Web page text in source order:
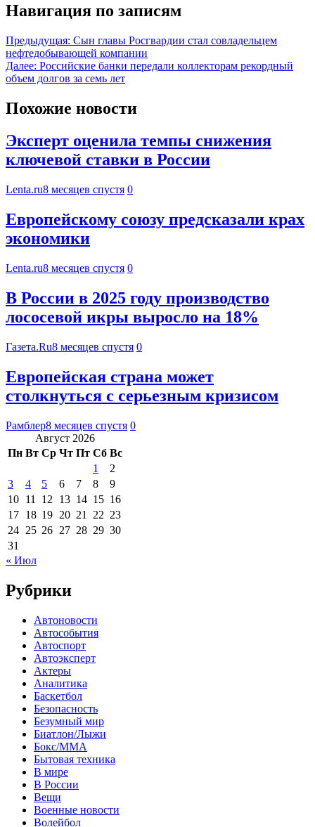
Навигация по записям
Предыдущая: Сын главы Росгвардии стал совладельцем
нефтедобывающей компании
Далее: Российские банки передали коллекторам рекордный
объем долгов за семь лет
Похожие новости
Эксперт оценила темпы снижения
ключевой ставки в России
Lenta.ru8 месяцев спустя 0
Европейскому союзу предсказали крах
экономики
Lenta.ru8 месяцев спустя 0
В России в 2025 году производство
лососевой икры выросло на 18%
Газета.Ru8 месяцев спустя 0
Европейская страна может
столкнуться с серьезным кризисом
Рамблер8 месяцев спустя 0
Август 2026
Пн Вт Ср Чт Пт Сб Вс
1
2
3
4 5 6 7 8
9
10 11 12 13 14 15 16
17 18 19 20 21 22 23
24 25 26 27 28 29 30
31
« Июл
Рубрики
Автоновости
Автособытия
Автоспорт
Автоэксперт
Актеры
Аналитика
Баскетбол
Безопасность
Безумный мир
Биатлон/Лыжи
Бокс/MMA
Бытовая техника
В мире
В России
Вещи
Военные новости
Волейбол